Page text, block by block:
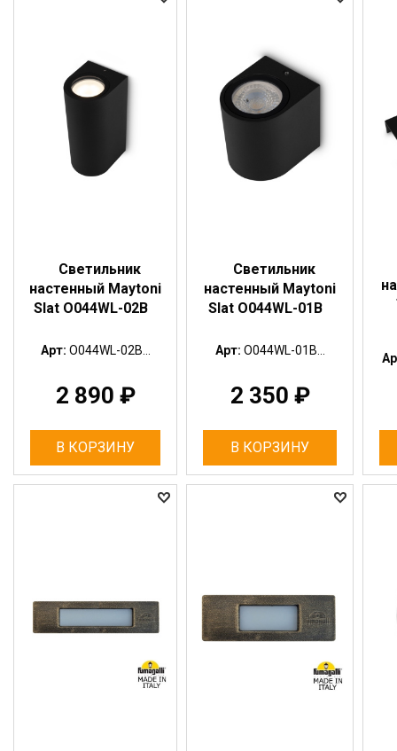
Светильник
настенный Maytoni
Slat O044WL-02B
Арт: O044WL-02B...
2 890 ₽
В КОРЗИНУ
Светильник
настенный Maytoni
Slat O044WL-01B
Арт: O044WL-01B...
2 350 ₽
В КОРЗИНУ